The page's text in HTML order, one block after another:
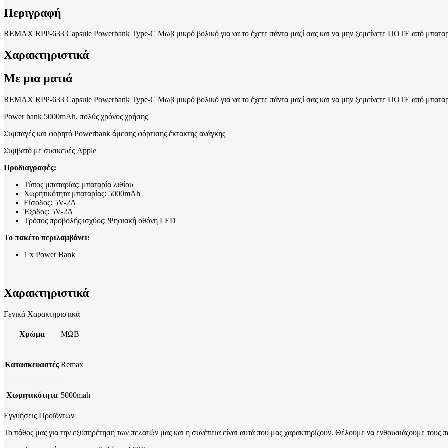
Περιγραφή
REMAX RPP-633 Capsule Powerbank Type-C Μωβ μικρό βολικό για να το έχετε πάντα μαζί σας και να μην ξεμείνετε ΠΟΤΕ από
Χαρακτηριστικά
Με μια ματιά
REMAX RPP-633 Capsule Powerbank Type-C Μωβ μικρό βολικό για να το έχετε πάντα μαζί σας και να μην ξεμείνετε ΠΟΤΕ από
Power bank 5000mAh, πολύς χρόνος χρήσης
Συμπαγές και φορητό Powerbank άμεσης φόρτισης έκτακτης ανάγκης
Συμβατό με συσκευές Apple
Προδιαγραφές:
Τύπος μπαταρίας: μπαταρία λιθίου
Χωρητικότητα μπαταρίας: 5000mAh
Είσοδος: 5V-2A
Έξοδος: 5V-2A
Τρόπος προβολής ισχύος: Ψηφιακή οθόνη LED
Το πακέτο περιλαμβάνει:
1 x Power Bank
Χαρακτηριστικά
Γενικά Χαρακτηριστικά
Χρώμα ΜΩΒ
ΚατασκευαστέςRemax
Χωρητικότητα 5000mah
Εγγυήσεις Προϊόντων
Το πάθος μας για την εξυπηρέτηση των πελατών μας και η συνέπεια είναι αυτά που μας χαρακτηρίζουν. Θέλουμε να ενθουσιάζουμε τους